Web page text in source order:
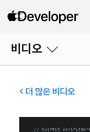
비디오
열기
더 많은 비디오